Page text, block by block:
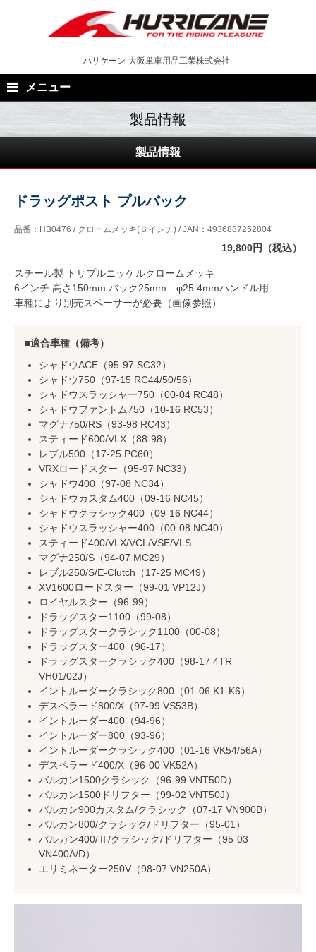
ハリケーン-大阪単車用品工業株式会社-
メニュー
製品情報
ドラッグポスト プルバック
品番：HB0476 / クロームメッキ(６インチ) / JAN：4936887252804
19,800円（税込）
スチール製 トリプルニッケルクロームメッキ
6インチ 高さ150mm バック25mm φ25.4mmハンドル用
車種により別売スペーサーが必要（画像参照）
適合車種（備考）
シャドウACE（95-97 SC32）
シャドウ750（97-15 RC44/50/56）
シャドウスラッシャー750（00-04 RC48）
シャドウファントム750（10-16 RC53）
マグナ750/RS（93-98 RC43）
スティード600/VLX（88-98）
レブル500（17-25 PC60）
VRXロードスター（95-97 NC33）
シャドウ400（97-08 NC34）
シャドウカスタム400（09-16 NC45）
シャドウクラシック400（09-16 NC44）
シャドウスラッシャー400（00-08 NC40）
スティード400/VLX/VCL/VSE/VLS
マグナ250/S（94-07 MC29）
レブル250/S/E-Clutch（17-25 MC49）
XV1600ロードスター（99-01 VP12J）
ロイヤルスター（96-99）
ドラッグスター1100（99-08）
ドラッグスタークラシック1100（00-08）
ドラッグスター400（96-17）
ドラッグスタークラシック400（98-17 4TR
VH01/02J）
イントルーダークラシック800（01-06 K1-K6）
デスペラード800/X（97-99 VS53B）
イントルーダー400（94-96）
イントルーダー800（93-96）
イントルーダークラシック400（01-16 VK54/56A）
デスペラード400/X（96-00 VK52A）
バルカン1500クラシック（96-99 VNT50D）
バルカン1500ドリフター（99-02 VNT50J）
バルカン900カスタム/クラシック（07-17 VN900B）
バルカン800/クラシック/ドリフター（95-01）
バルカン400/Ⅱ/クラシック/ドリフター（95-03
VN400A/D）
エリミネーター250V（98-07 VN250A）